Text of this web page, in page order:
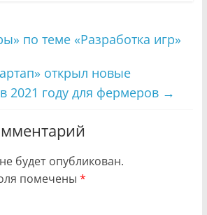
по теме «Разработка игр»
открыл новые
2021 году для фермеров →
будет опубликован.
помечены *